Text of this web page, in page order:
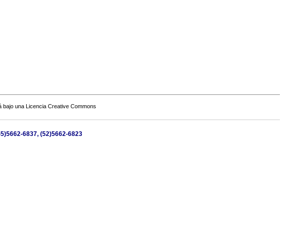
bajo una Licencia Creative Commons
6837, (52)5662-6823